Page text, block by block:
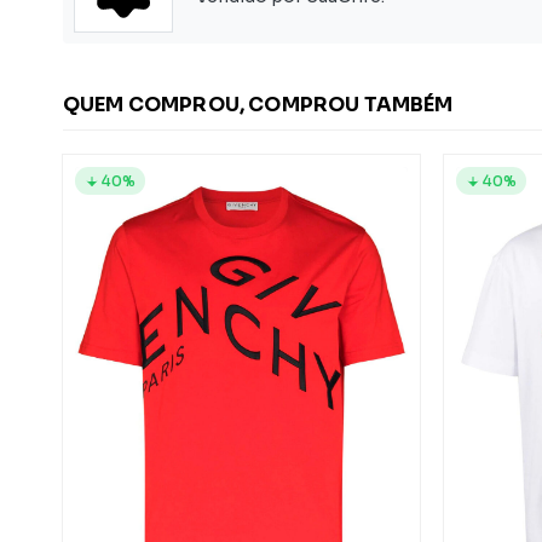
QUEM COMPROU, COMPROU TAMBÉM
40% 40%